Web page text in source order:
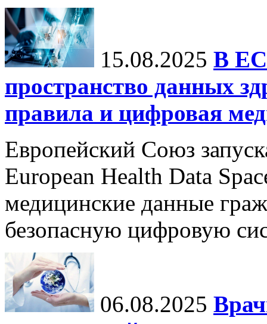
15.08.2025 В ЕС
пространство данных
правила и цифровая
Европейский Союз
European Health Data
медицинские данные
безопасную цифровую
06.08.2025